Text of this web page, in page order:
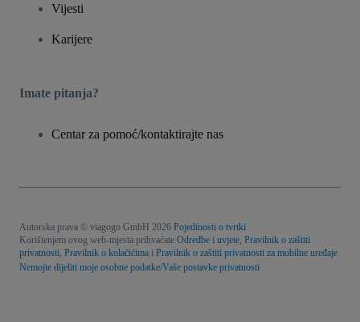
Vijesti
Karijere
Imate pitanja?
Centar za pomoć/kontaktirajte nas
Autorska prava © viagogo GmbH 2026 Pojedinosti o tvrtki
Korištenjem ovog web-mjesta prihvaćate Odredbe i uvjete Pravilnik o zaštiti
privatnosti Pravilnik o kolačićima i Pravilnik o zaštiti privatnosti za mobilne uređaje
Nemojte dijeliti moje osobne podatke/Vaše postavke privatnosti